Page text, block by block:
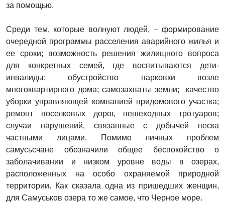
за помощью.
Среди тем, которые волнуют людей, – формирование
очередной программы расселения аварийного жилья и
ее сроки; возможность решения жилищного вопроса
для конкретных семей, где воспитываются дети-
инвалиды; обустройство парковки возле
многоквартирного дома; самозахваты земли; качество
уборки управляющей компанией придомового участка;
ремонт поселковых дорог, пешеходных тротуаров;
случаи нарушений, связанные с добычей песка
частными лицами. Помимо личных проблем
самусьсчане обозначили общее беспокойство о
заболачивании и низком уровне воды в озерах,
расположенных на особо охраняемой природной
территории. Как сказала одна из пришедших женщин,
для Самуськов озера то же самое, что Черное море.